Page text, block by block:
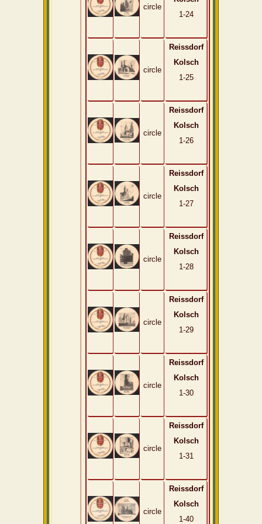
circle
1-24
circle
Reissdorf
Kolsch
1-25
circle
Reissdorf
Kolsch
1-26
circle
Reissdorf
Kolsch
1-27
circle
Reissdorf
Kolsch
1-28
circle
Reissdorf
Kolsch
1-29
circle
Reissdorf
Kolsch
1-30
circle
Reissdorf
Kolsch
1-31
circle
Reissdorf
Kolsch
1-40